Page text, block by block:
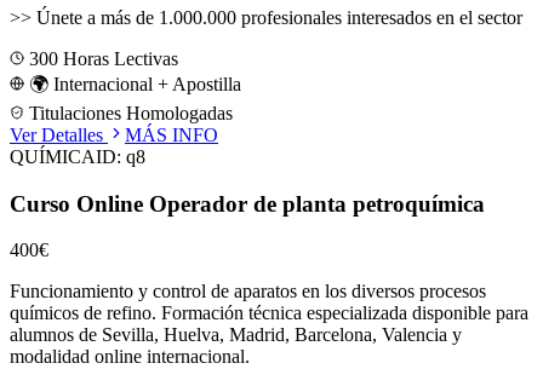
>> Únete a más de 1.000.000 profesionales interesados en el sector
300 Horas Lectivas
🌍 Internacional + Apostilla
Titulaciones Homologadas
Ver Detalles
MÁS INFO
QUÍMICAID: q8
Curso Online Operador de planta petroquímica
400€
Funcionamiento y control de aparatos en los diversos procesos
químicos de refino. Formación técnica especializada disponible para
alumnos de Sevilla, Huelva, Madrid, Barcelona, Valencia y
modalidad online internacional.